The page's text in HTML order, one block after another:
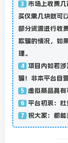
3
市场上收费
买仅需几块就可
部分资源进行收
欺骗的情况，如
理。
4
项目内如若
骗！非本平台自
5 虚拟商品具
6 平台初衷：杜
7 祝大家：都能